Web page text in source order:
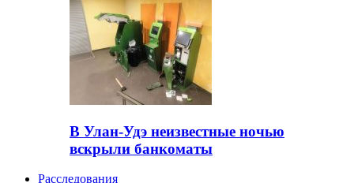
В Улан-Удэ неизвестные ночью
вскрыли банкоматы
Расследования